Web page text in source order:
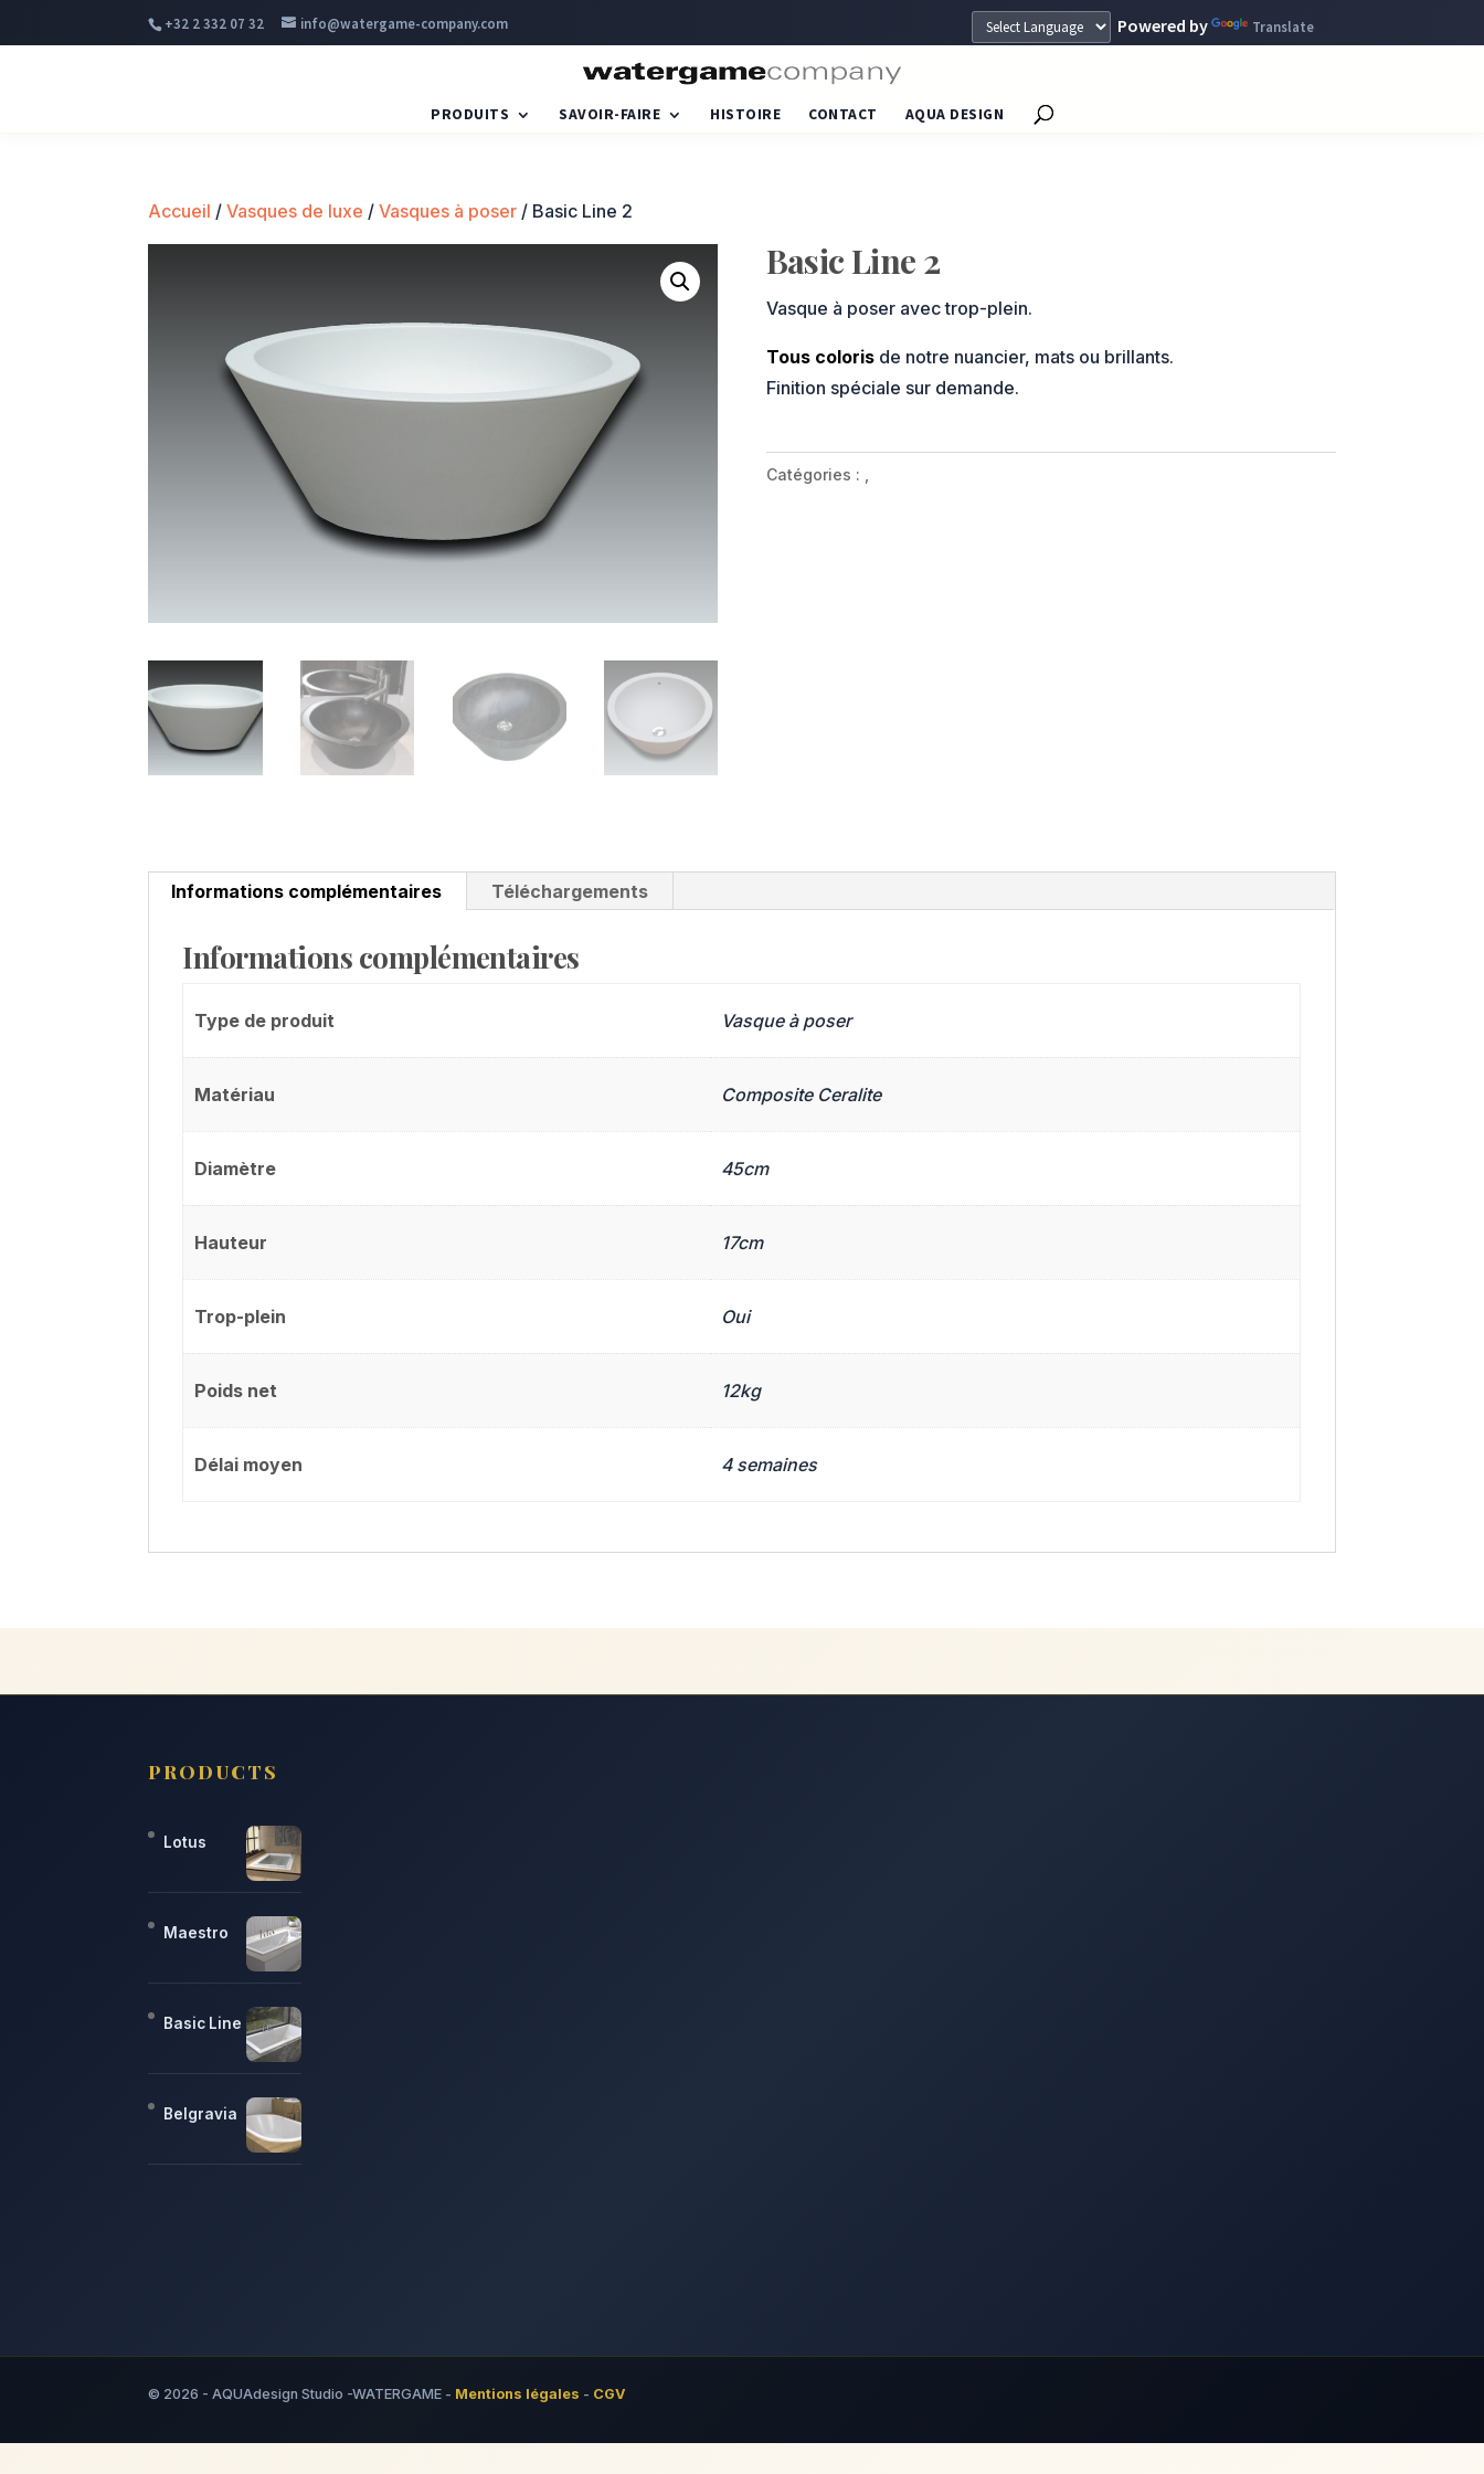
+32 2 332 07 32 info@watergame-company.com Powered by Translate
PRODUITS SAVOIR-FAIRE HISTOIRE CONTACT AQUA DESIGN
Accueil /Vasques de luxe /Vasques à poser / Basic Line 2
Basic Line 2
Vasque à poser avec trop-plein.
Tous coloris de notre nuancier, mats ou brillants.
Finition spéciale sur demande.
Catégories :
Informations complémentaires Téléchargements
Informations complémentaires
Type de produit Vasque à poser
Matériau Composite Ceralite
Diamètre 45cm
Hauteur 17cm
Trop-plein Oui
Poids net 12kg
Délai moyen 4 semaines
PRODUCTS
Lotus
Maestro
Basic Line
Belgravia
© 2026 - AQUAdesign Studio -WATERGAME - Mentions légales - CGV